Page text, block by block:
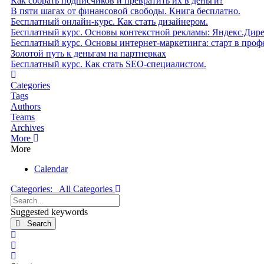
В пяти шагах от финансовой свободы. Книга бесплатно.
Бесплатный онлайн-курс. Как стать дизайнером.
Бесплатный курс. Основы контекстной рекламы:
Бесплатный курс. Основы интернет-маркетинга: старт в
Золотой путь к деньгам на партнерках
Бесплатный курс. Как стать SEO‑специалистом.
Categories
Tags
Authors
Teams
Archives
More
More
Calendar
Categories:
All Categories
Search...
Suggested keywords
Search